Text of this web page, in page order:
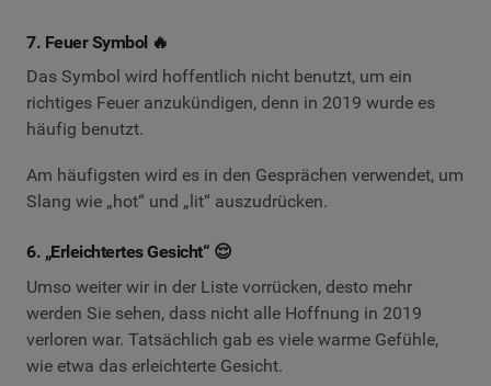
7. Feuer Symbol 🔥
Das Symbol wird hoffentlich nicht benutzt, um ein
richtiges Feuer anzukündigen, denn in 2019 wurde es
häufig benutzt.
Am häufigsten wird es in den Gesprächen verwendet, um
Slang wie „hot“ und „lit“ auszudrücken.
6. „Erleichtertes Gesicht“ 😌
Umso weiter wir in der Liste vorrücken, desto mehr
werden Sie sehen, dass nicht alle Hoffnung in 2019
verloren war. Tatsächlich gab es viele warme Gefühle,
wie etwa das erleichterte Gesicht.